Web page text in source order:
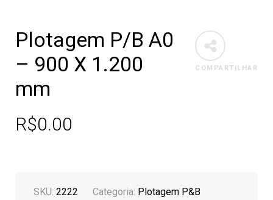
COMPARTILHAR
Plotagem P/B A0
– 900 X 1.200
mm
R$0.00
SKU: 2222 Categoria: Plotagem P&B